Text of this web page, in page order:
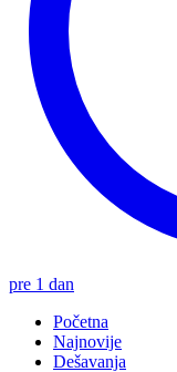
pre 1 dan
Početna
Najnovije
Dešavanja